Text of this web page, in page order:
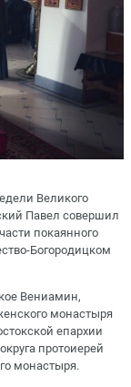
Великого
Павел совершил
покаянного
Богородицком
Вениамин,
монастыря
епархии
протоиерей
монастыря.